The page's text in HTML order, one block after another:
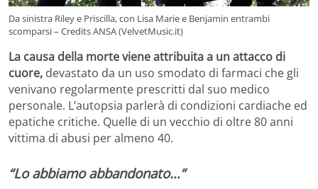
Da sinistra Riley e Priscilla, con Lisa Marie e Benjamin entrambi
scomparsi – Credits ANSA (VelvetMusic.it)
La causa della morte viene attribuita a un attacco di
cuore, devastato da un uso smodato di farmaci che gli
venivano regolarmente prescritti dal suo medico
personale. L’autopsia parlerà di condizioni cardiache ed
epatiche critiche. Quelle di un vecchio di oltre 80 anni
vittima di abusi per almeno 40.
“Lo abbiamo abbandonato…”